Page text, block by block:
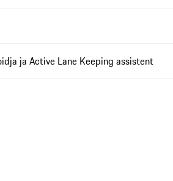
ja Active Lane Keeping assistent